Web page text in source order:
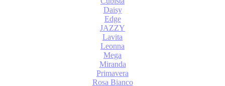
Daisy
Edge
JAZZY
Lavita
Leonna
Mega
Miranda
Primavera
Rosa Bianco